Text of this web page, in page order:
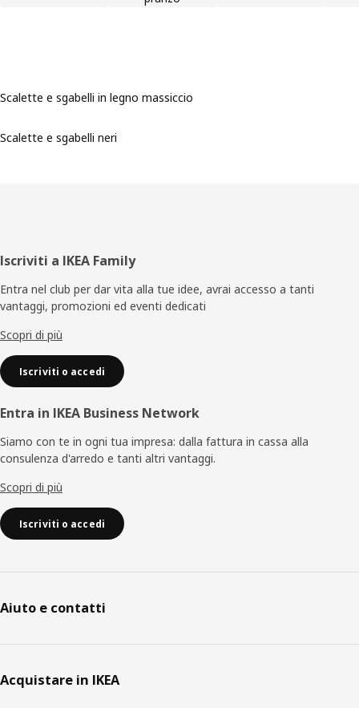
Scalette e sgabelli in legno massiccio
Scalette e sgabelli neri
Piè
di
pagina
Iscriviti a IKEA Family
Entra nel club per dar vita alla tue idee, avrai accesso a tanti
vantaggi, promozioni ed eventi dedicati
Scopri di più
Iscriviti o accedi
Entra in IKEA Business Network
Siamo con te in ogni tua impresa: dalla fattura in cassa alla
consulenza d'arredo e tanti altri vantaggi.
Scopri di più
Iscriviti o accedi
Aiuto e contatti
Acquistare in IKEA